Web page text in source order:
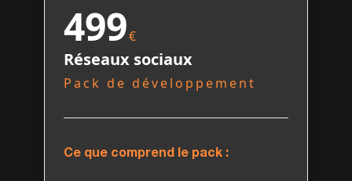
Réseaux sociaux
Pack de développement
499€
Ce que comprend le pack :